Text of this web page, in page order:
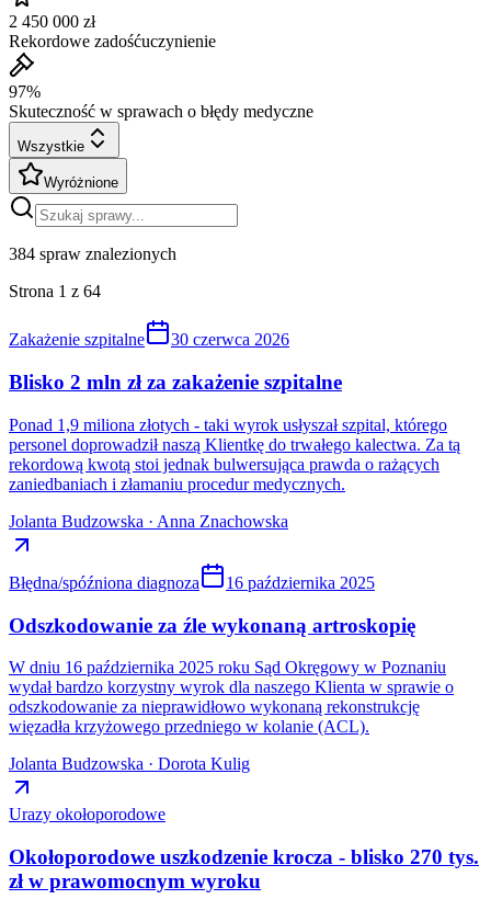
2 450 000 zł
Rekordowe zadośćuczynienie
97%
Skuteczność w sprawach o błędy medyczne
Wszystkie
Wyróżnione
384 spraw znalezionych
Strona 1 z 64
Zakażenie szpitalne 30 czerwca 2026
Blisko 2 mln zł za zakażenie szpitalne
Ponad 1,9 miliona złotych - taki wyrok usłyszał szpital, którego
personel doprowadził naszą Klientkę do trwałego kalectwa. Za tą
rekordową kwotą stoi jednak bulwersująca prawda o rażących
zaniedbaniach i złamaniu procedur medycznych.
Jolanta Budzowska · Anna Znachowska
Błędna/spóźniona diagnoza 16 października 2025
Odszkodowanie za źle wykonaną artroskopię
W dniu 16 października 2025 roku Sąd Okręgowy w Poznaniu
wydał bardzo korzystny wyrok dla naszego Klienta w sprawie o
odszkodowanie za nieprawidłowo wykonaną rekonstrukcję
więzadła krzyżowego przedniego w kolanie (ACL).
Jolanta Budzowska · Dorota Kulig
Urazy okołoporodowe
Okołoporodowe uszkodzenie krocza - blisko 270 tys.
zł w prawomocnym wyroku